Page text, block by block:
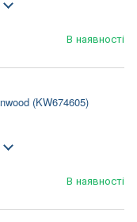
В наявності
(KW674605)
В наявності